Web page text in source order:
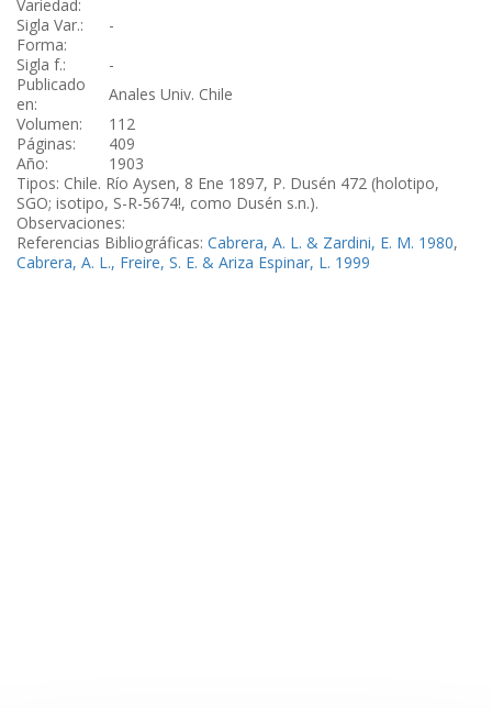
Variedad:
Sigla Var.:
-
Forma:
Sigla f.:
-
Publicado
en:
Anales Univ. Chile
Volumen:
112
Páginas:
409
Año:
1903
Tipos: Chile. Río Aysen, 8 Ene 1897, P. Dusén 472 (holotipo,
SGO; isotipo, S-R-5674!, como Dusén s.n.).
Observaciones:
Referencias Bibliográficas: Cabrera, A. L. & Zardini, E. M. 1980,
Cabrera, A. L., Freire, S. E. & Ariza Espinar, L. 1999